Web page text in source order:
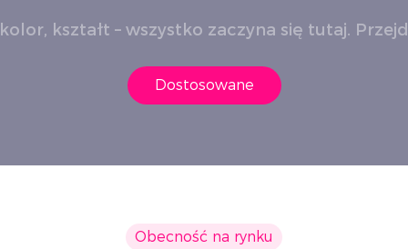
kształt – wszystko zaczyna się tutaj.
Dostosowane
Obecność na rynku